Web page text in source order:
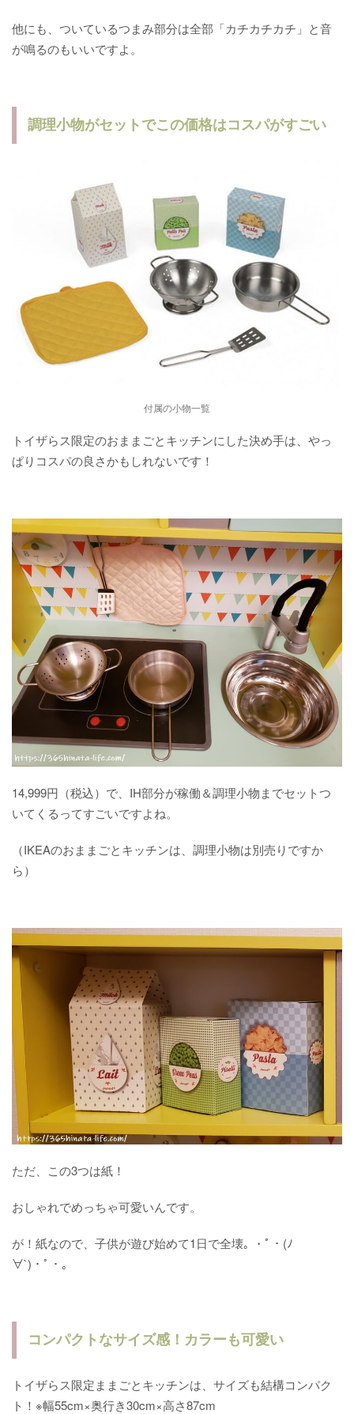
他にも、ついているつまみ部分は全部「カチカチカチ」と音
が鳴るのもいいですよ。
調理小物がセットでこの価格はコスパがすごい
付属の小物一覧
トイザらス限定のおままごとキッチンにした決め手は、やっ
ぱりコスパの良さかもしれないです！
14,999円（税込）で、IH部分が稼働＆調理小物までセットつ
いてくるってすごいですよね。
（IKEAのおままごとキッチンは、調理小物は別売りですか
ら）
ただ、この3つは紙！
おしゃれでめっちゃ可愛いんです。
が！紙なので、子供が遊び始めて1日で全壊｡ ・ﾟ・(ﾉ
∀`)・ﾟ・｡
コンパクトなサイズ感！カラーも可愛い
トイザらス限定ままごとキッチンは、サイズも結構コンパク
ト！※幅55cm×奥行き30cm×高さ87cm